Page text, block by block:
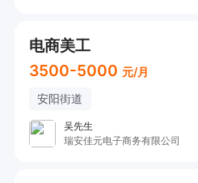
✅ 固定底薪 + 店铺成交额
✅ 全职坐班、工作氛围轻
✅ 长期稳定岗位，专注做高
电商美工
3500-5000 元/月
安阳街道
吴先生
瑞安佳元电子商务有限公司